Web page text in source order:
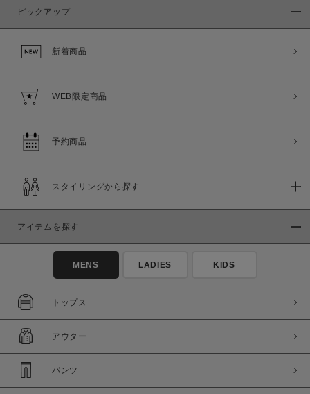
ピックアップ
新着商品
WEB限定商品
予約商品
スタイリングから探す
アイテムを探す
MENS LADIES KIDS
トップス
アウター
パンツ